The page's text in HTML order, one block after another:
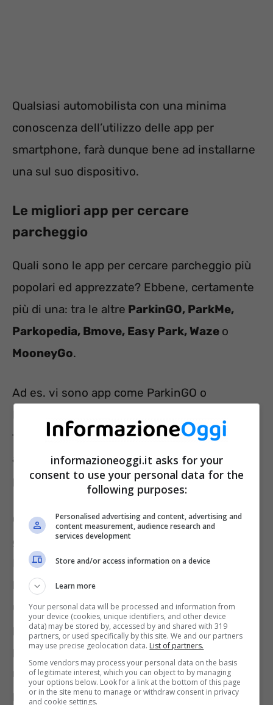
Qualsiasi automobilista con una minima
conoscenza dell’utilizzo delle app per
smartphone, farà dunque bene ad installarne
una sul suo dispositivo.
Le migliori app per cercare
parcheggio
Quali sono le app per cercare parcheggio più
popolari ed apprezzate? Ebbene, certamente
più di una: tra le altre ParkinGO, ParkMe,
Parkopedia, Bmove, Easy Park, Waze o
MooneyGo.
Ad es. vi sono app come ParkinGO o
MooneyGo, che permetteranno non solo di
trovare il parcheggio, ma anche di prenotarlo,
agevolando notevolmente l’automobilista sul
piano dei tempi.
Generalmente si tratta di app con funzionalità
gratuite ma in alcuni casi, come ad es.
Parkopedia, possono essere acquistate nella
loro versione completa, con cui è possibile
usufruire di alcune funzioni extra. Ad es. la
possibilità di prenotare un parcheggio nei
pressi di un indirizzo specifico, ottenere la
navigazione per arrivare al parcheggio
prefissato o consultare i prezzi.
informazioneoggi.it asks for your
consent to use your personal data for the
following purposes:
Personalised advertising and content, advertising and
content measurement, audience research and
services development
Store and/or access information on a device
Learn more
Your personal data will be processed and information from
your device (cookies, unique identifiers, and other device
data) may be stored by, accessed by and shared with 319
partners, or used specifically by this site. We and our partners
may use precise geolocation data. List of partners.
Some vendors may process your personal data on the basis
of legitimate interest, which you can object to by managing
your options below. Look for a link at the bottom of this page
or in the site menu to manage or withdraw consent in privacy
and cookie settings.